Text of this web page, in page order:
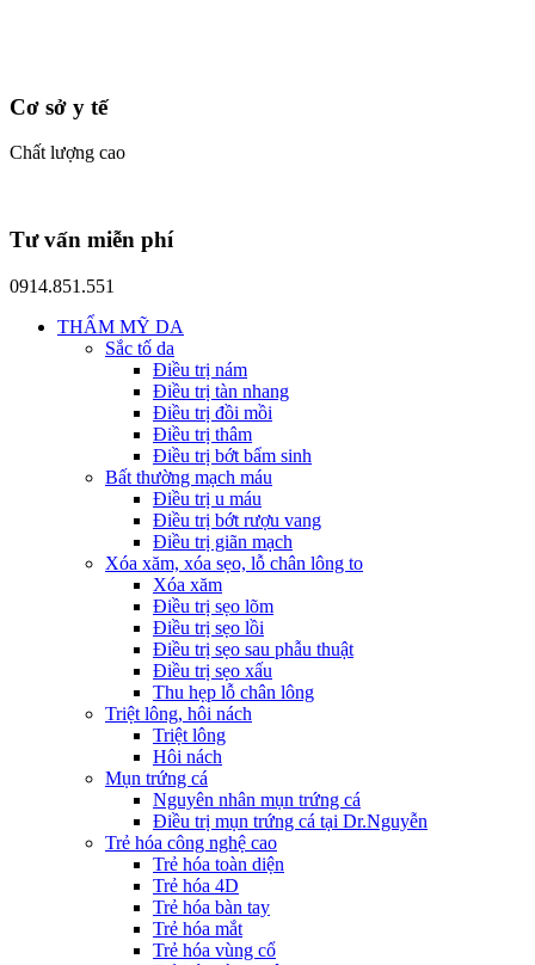
Cơ sở y tế
Chất lượng cao
Tư vấn miễn phí
0914.851.551
THẨM MỸ DA
Sắc tố da
Điều trị nám
Điều trị tàn nhang
Điều trị đồi mồi
Điều trị thâm
Điều trị bớt bẩm sinh
Bất thường mạch máu
Điều trị u máu
Điều trị bớt rượu vang
Điều trị giãn mạch
Xóa xăm, xóa sẹo, lỗ chân lông to
Xóa xăm
Điều trị sẹo lõm
Điều trị sẹo lồi
Điều trị sẹo sau phẫu thuật
Điều trị sẹo xấu
Thu hẹp lỗ chân lông
Triệt lông, hôi nách
Triệt lông
Hôi nách
Mụn trứng cá
Nguyên nhân mụn trứng cá
Điều trị mụn trứng cá tại Dr.Nguyễn
Trẻ hóa công nghệ cao
Trẻ hóa toàn diện
Trẻ hóa 4D
Trẻ hóa bàn tay
Trẻ hóa mắt
Trẻ hóa vùng cổ